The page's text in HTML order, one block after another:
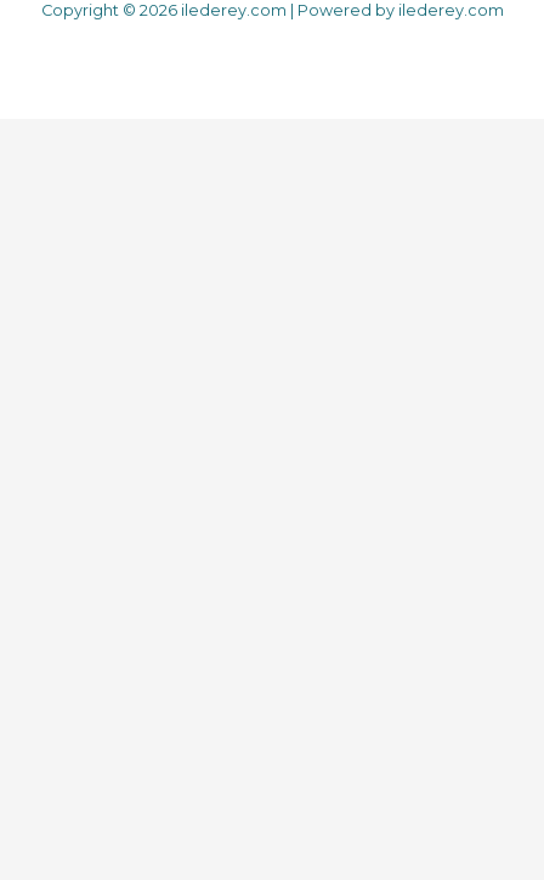
Copyright © 2026 ilederey.com | Powered by ilederey.com